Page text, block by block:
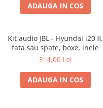
ADAUGA IN COS
Kit audio JBL - Hyundai i20 II,
fata sau spate, boxe, inele
314,00 Lei
ADAUGA IN COS